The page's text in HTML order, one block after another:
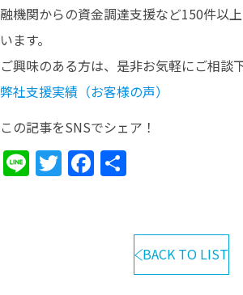
融機関からの資金調達支援など150件以
います。
ご興味のある方は、是非お気軽にご相談
弊社支援実績（お客様の声）
この記事をSNSでシェア！
LineTwitterFacebook
BACK TO LIST